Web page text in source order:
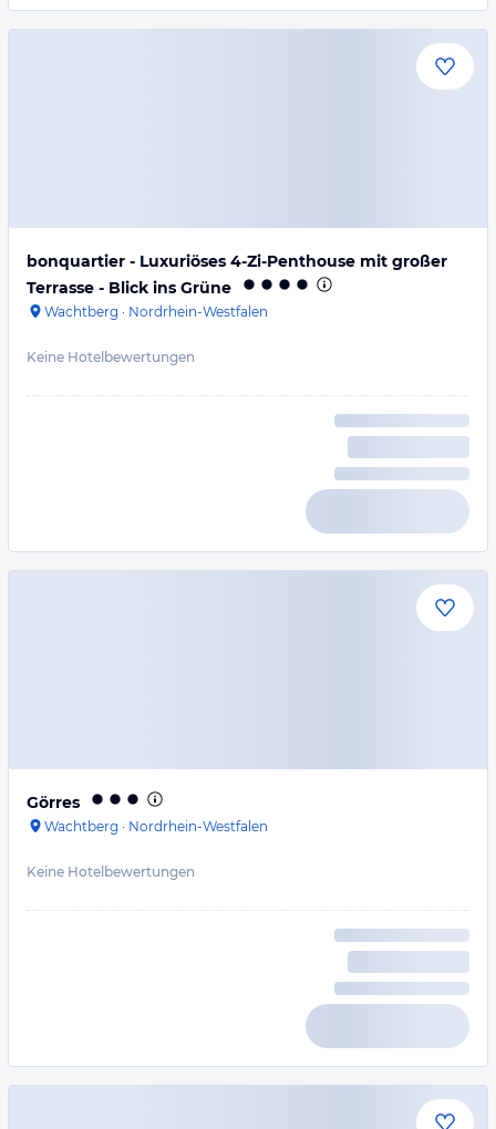
bonquartier - Luxuriöses 4-Zi-Penthouse mit großer
Terrasse - Blick ins Grüne
Wachtberg · Nordrhein-Westfalen
Keine Hotelbewertungen
Görres
Wachtberg · Nordrhein-Westfalen
Keine Hotelbewertungen